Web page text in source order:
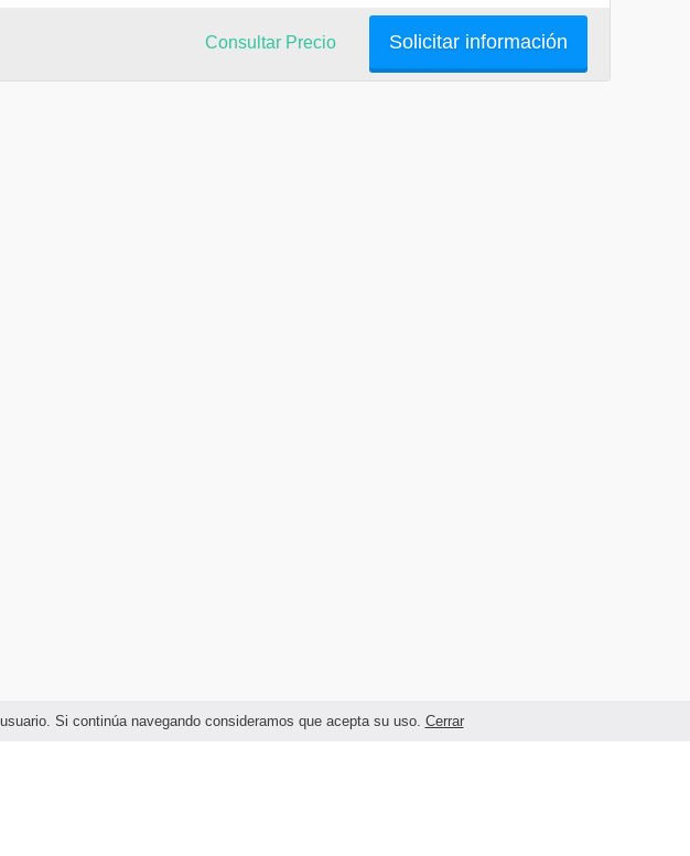
Si continúa navegando consideramos que acepta su uso. Cerrar
Solicitar información
Consultar Precio